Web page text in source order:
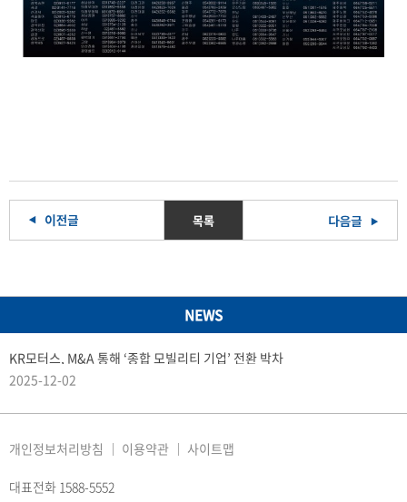
목록
NEWS
KR모터스, M&A 통해 ‘종합 모빌리티 기업’ 전환 박차
2025-12-02
개인정보처리방침 이용약관 사이트맵
대표전화 1588-5552